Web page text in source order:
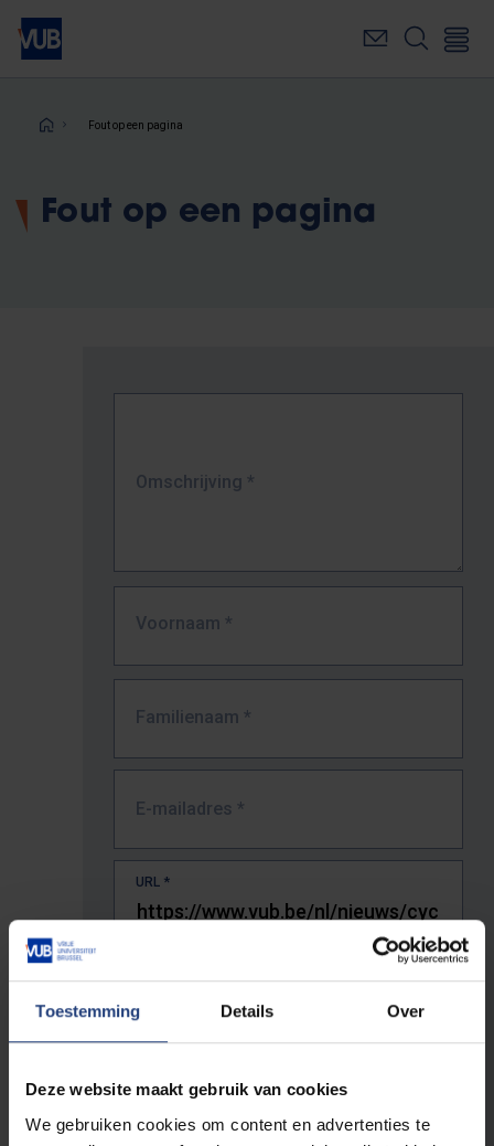
Toestemming Details Over
Deze website maakt gebruik van cookies
We gebruiken cookies om content en advertenties te
Overslaan
naar
inhoudKruimelpad
Fout op een pagina
Fout op een pagina
Omschrijving *
Voornaam *
Familienaam *
E-mailadres *
URL *
De volledige URL van de pagina waar je de fout zag.